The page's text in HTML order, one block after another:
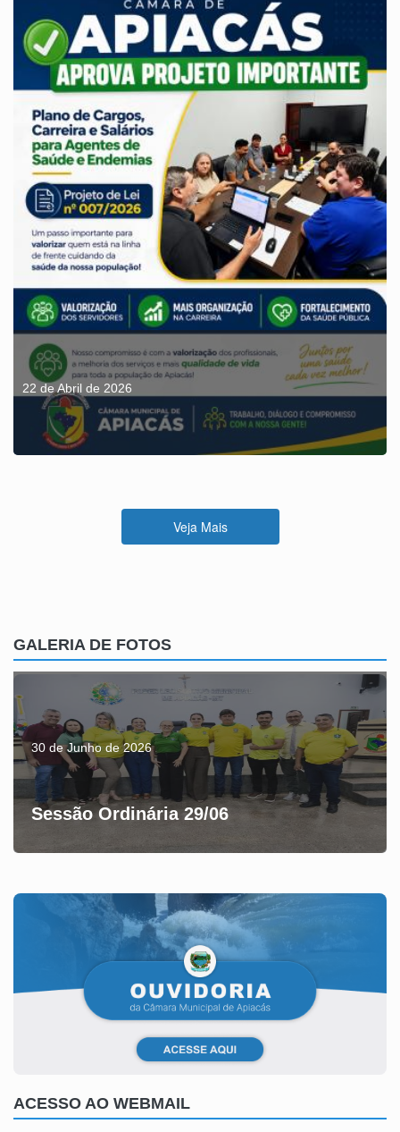
Sessão Ordinária 02/06/2026
22 de Abril de 2026
Veja Mais
GALERIA DE FOTOS
30 de Junho de 2026
Sessão Ordinária 29/06
ACESSO AO WEBMAIL